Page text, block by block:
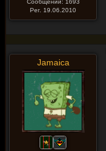
Сообщений: 1693
Рег. 19.06.2010
Jamaica